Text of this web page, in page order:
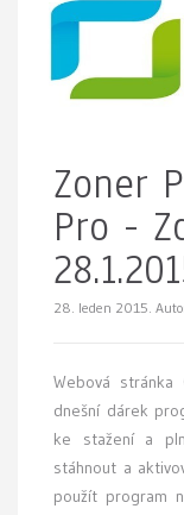
Zoner
Pro -
28. leden 2015.
Webová
dnešní dárek
ke stažení a
stáhnout a
použít program